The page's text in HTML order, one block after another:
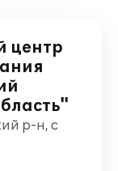
центр
р-н, с